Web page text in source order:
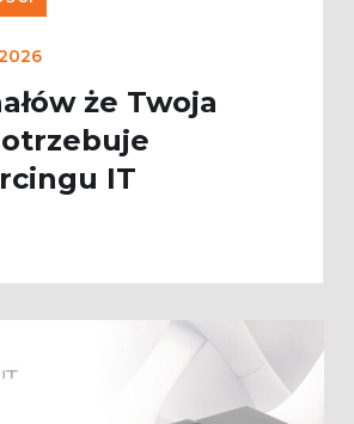
że Twoja
IT